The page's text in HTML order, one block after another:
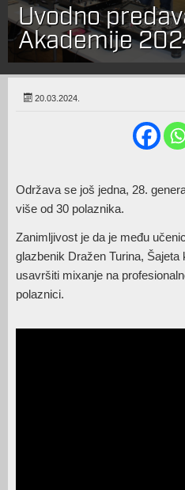
Uvodno
Akademije
20.03.2024.
Održava se još jedna, 28.
više od 30 polaznika.
Zanimljivost je da je među
glazbenik Dražen Turina, Šajeta
usavršiti mixanje na
polaznici.